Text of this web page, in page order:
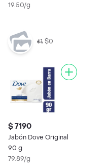
19.50/g
$0
$ 7190
Jabón Dove Original
90 g
79.89/g